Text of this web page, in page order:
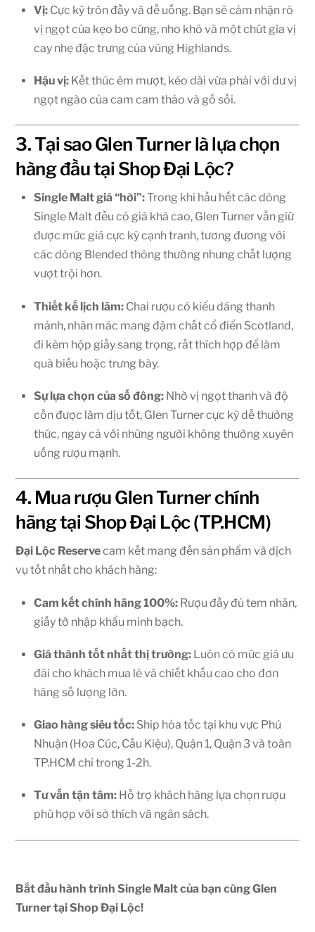
Vị: Cực kỳ tròn đầy và dễ uống. Bạn sẽ cảm nhận rõ
vị ngọt của kẹo bơ cứng, nho khô và một chút gia vị
cay nhẹ đặc trưng của vùng Highlands.
Hậu vị: Kết thúc êm mượt, kéo dài vừa phải với dư vị
ngọt ngào của cam cam thảo và gỗ sồi.
3. Tại sao Glen Turner là lựa chọn
hàng đầu tại Shop Đại Lộc?
Single Malt giá “hời”:Trong khi hầu hết các dòng
Single Malt đều có giá khá cao, Glen Turner vẫn giữ
được mức giá cực kỳ cạnh tranh, tương đương với
các dòng Blended thông thường nhưng chất lượng
vượt trội hơn.
Thiết kế lịch lãm: Chai rượu có kiểu dáng thanh
mảnh, nhãn mác mang đậm chất cổ điển Scotland,
đi kèm hộp giấy sang trọng, rất thích hợp để làm
quà biếu hoặc trưng bày.
Sự lựa chọn của số đông: Nhờ vị ngọt thanh và độ
cồn được làm dịu tốt, Glen Turner cực kỳ dễ thưởng
thức, ngay cả với những người không thường xuyên
uống rượu mạnh.
4. Mua rượu Glen Turner chính
hãng tại Shop Đại Lộc (TP.HCM)
Đại Lộc Reservecam kết mang đến sản phẩm và dịch
vụ tốt nhất cho khách hàng:
Cam kết chính hãng 100%: Rượu đầy đủ tem nhãn,
giấy tờ nhập khẩu minh bạch.
Giá thành tốt nhất thị trường: Luôn có mức giá ưu
đãi cho khách mua lẻ và chiết khấu cao cho đơn
hàng số lượng lớn.
Giao hàng siêu tốc: Ship hỏa tốc tại khu vực Phú
Nhuận (Hoa Cúc, Cầu Kiệu), Quận 1, Quận 3 và toàn
TP.HCM chỉ trong 1-2h.
Tư vấn tận tâm: Hỗ trợ khách hàng lựa chọn rượu
phù hợp với sở thích và ngân sách.
Bắt đầu hành trình Single Malt của bạn cùng Glen
Turner tại Shop Đại Lộc!